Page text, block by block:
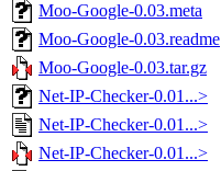
Moo-Google-0.03.meta
Moo-Google-0.03.readme
Moo-Google-0.03.tar.gz
Net-IP-Checker-0.01...>
Net-IP-Checker-0.01...>
Net-IP-Checker-0.01...>